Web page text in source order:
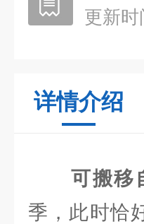
更新时
详情介绍
可搬移
季，此时恰